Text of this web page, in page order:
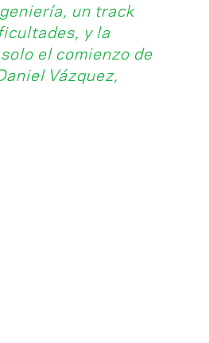
un track
y la
el comienzo de
Vázquez,